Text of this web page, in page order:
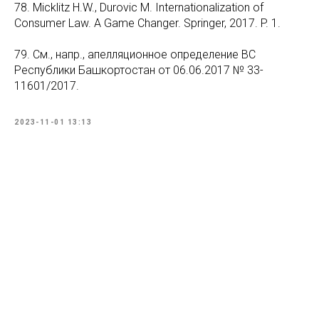
78. Micklitz H.W., Durovic M. Internationalization of
Consumer Law. A Game Changer. Springer, 2017. P. 1.
79. См., напр., апелляционное определение ВС
Республики Башкортостан от 06.06.2017 № 33-
11601/2017.
2023-11-01 13:13